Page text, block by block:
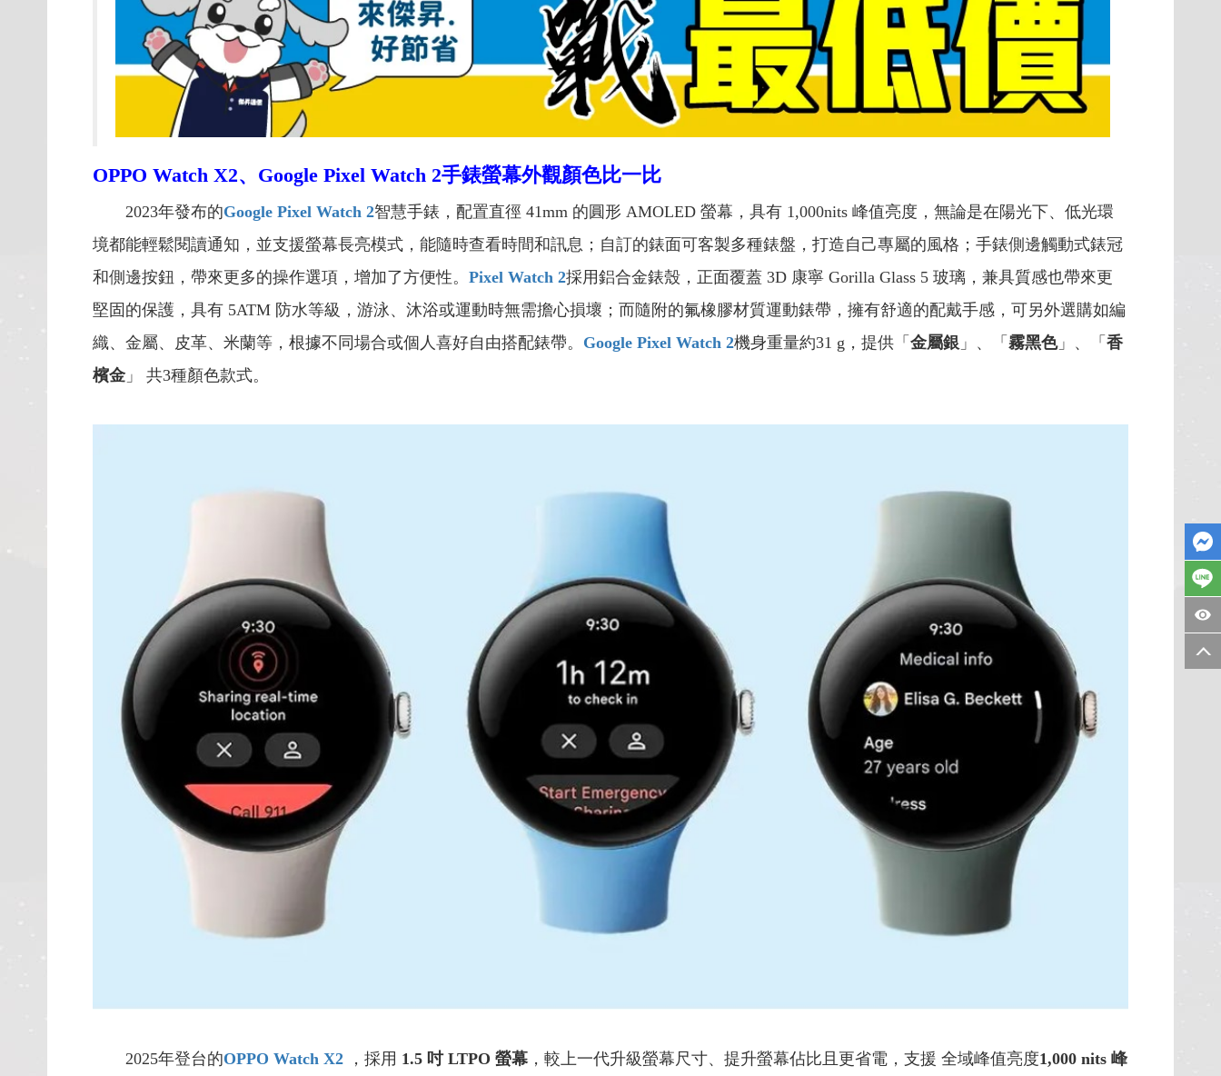
OPPO Watch X2、Google Pixel Watch 2手錶螢幕外觀顏色比一比
2023年發布的Google Pixel Watch 2智慧手錶，配置直徑 41mm 的圓形 AMOLED 螢幕，具有 1,000nits 峰值亮度，無論是在陽光下、低光環
境都能輕鬆閱讀通知，並支援螢幕長亮模式，能隨時查看時間和訊息；自訂的錶面可客製多種錶盤，打造自己專屬的風格；手錶側邊觸動式錶冠
和側邊按鈕，帶來更多的操作選項，增加了方便性。 Pixel Watch 2採用鋁合金錶殼，正面覆蓋 3D 康寧 Gorilla Glass 5 玻璃，兼具質感也帶來更
堅固的保護，具有 5ATM 防水等級，游泳、沐浴或運動時無需擔心損壞；而隨附的氟橡膠材質運動錶帶，擁有舒適的配戴手感，可另外選購如編
織、金屬、皮革、米蘭等，根據不同場合或個人喜好自由搭配錶帶。 Google Pixel Watch 2機身重量約31 g，提供「 金屬銀 」、「 霧黑色」、「 香
檳金 」 共3種顏色款式。
2025年登台的OPPO Watch X2 ，採用 1.5 吋 LTPO 螢幕 ，較上一代升級螢幕尺寸、提升螢幕佔比且更省電，支援 全域峰值亮度1,000 nits 峰